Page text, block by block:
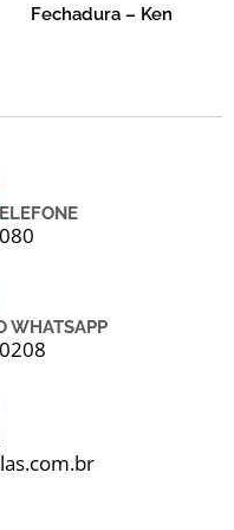
Fechadura – Ken
WHATSAPP